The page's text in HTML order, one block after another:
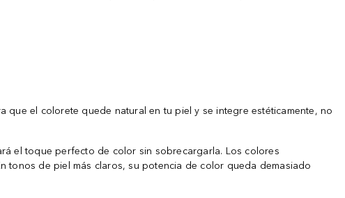
que el colorete quede natural en tu piel y se integre estéticamente, no
el toque perfecto de color sin sobrecargarla. Los colores
tonos de piel más claros, su potencia de color queda demasiado